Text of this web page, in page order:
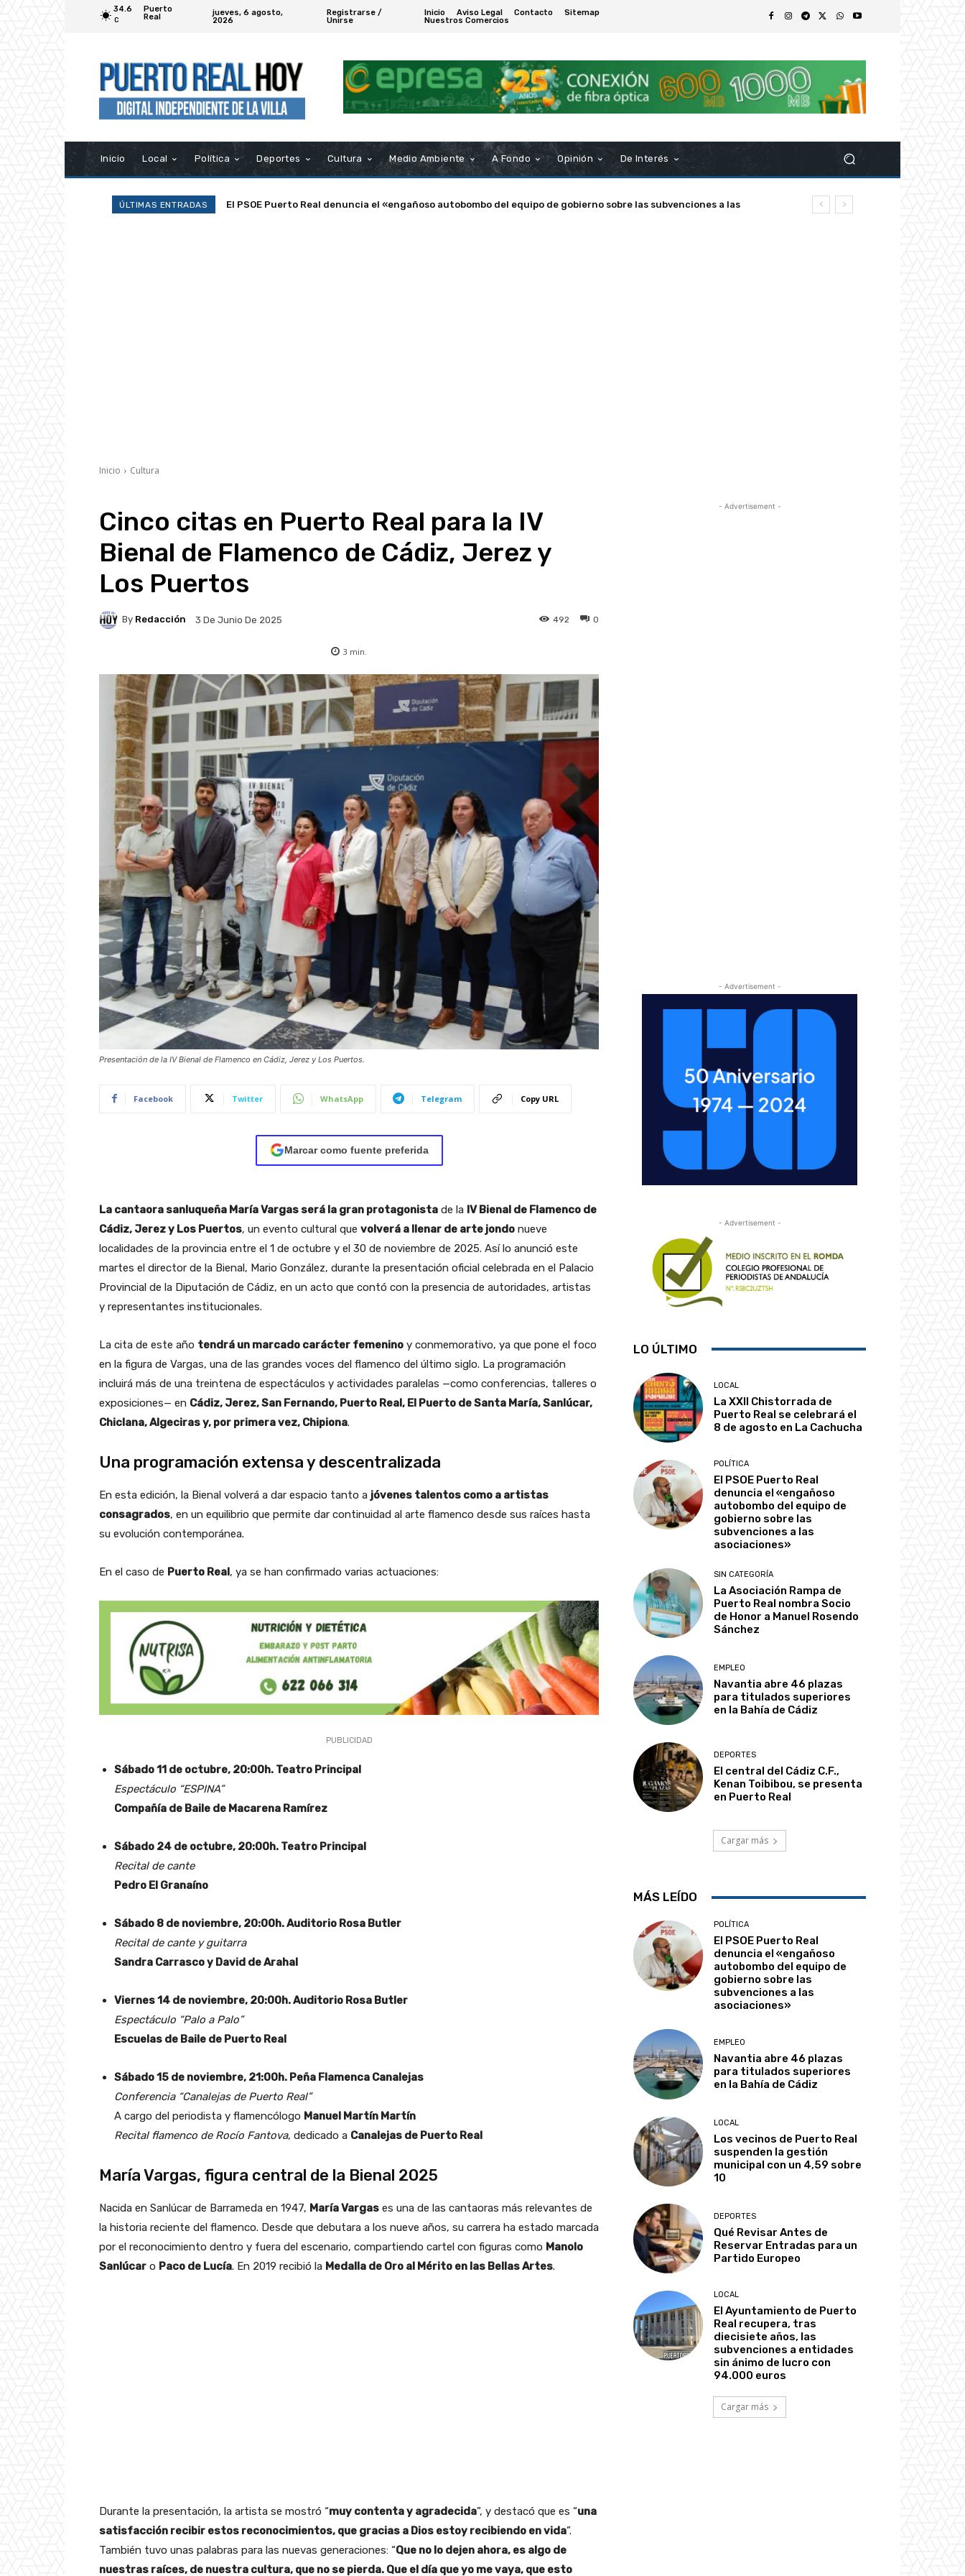
34.6
C
Puerto
Real
jueves, 6 agosto,
2026
Registrarse /
Unirse
Inicio Aviso Legal Contacto
Sitemap
Nuestros Comercios
Inicio Local Política Deportes Cultura Medio Ambiente A Fondo Opinión De Interés
ÚLTIMAS ENTRADAS
El PSOE Puerto Real denuncia el «engañoso autobombo del equipo de gobierno sobre las subvenciones a las
La Asociación Rampa de Puerto Real nombra Socio de Honor a Manuel Rosendo Sánchez
Inicio Cultura
Cinco citas en Puerto Real para la IV
Bienal de Flamenco de Cádiz, Jerez y
Los Puertos
By Redacción 3 De Junio De 2025 0
492
3 min.
Presentación de la IV Bienal de Flamenco en Cádiz, Jerez y Los Puertos.
Facebook Twitter WhatsApp Telegram Copy URL
Marcar como fuente preferida
La cantaora sanluqueña María Vargas será la gran protagonista de la IV Bienal de Flamenco de
Cádiz, Jerez y Los Puertos, un evento cultural que volverá a llenar de arte jondo nueve
localidades de la provincia entre el 1 de octubre y el 30 de noviembre de 2025. Así lo anunció este
martes el director de la Bienal, Mario González, durante la presentación oficial celebrada en el Palacio
Provincial de la Diputación de Cádiz, en un acto que contó con la presencia de autoridades, artistas
y representantes institucionales.
La cita de este año tendrá un marcado carácter femenino y conmemorativo, ya que pone el foco
en la figura de Vargas, una de las grandes voces del flamenco del último siglo. La programación
incluirá más de una treintena de espectáculos y actividades paralelas —como conferencias, talleres o
exposiciones— en Cádiz, Jerez, San Fernando, Puerto Real, El Puerto de Santa María, Sanlúcar,
Chiclana, Algeciras y, por primera vez, Chipiona.
Una programación extensa y descentralizada
En esta edición, la Bienal volverá a dar espacio tanto a jóvenes talentos como a artistas
consagrados, en un equilibrio que permite dar continuidad al arte flamenco desde sus raíces hasta
su evolución contemporánea.
En el caso de Puerto Real, ya se han confirmado varias actuaciones:
PUBLICIDAD
Sábado 11 de octubre, 20:00h. Teatro Principal
Espectáculo “ESPINA”
Compañía de Baile de Macarena Ramírez
Sábado 24 de octubre, 20:00h. Teatro Principal
Recital de cante
Pedro El Granaíno
Sábado 8 de noviembre, 20:00h. Auditorio Rosa Butler
Recital de cante y guitarra
Sandra Carrasco y David de Arahal
Viernes 14 de noviembre, 20:00h. Auditorio Rosa Butler
Espectáculo “Palo a Palo”
Escuelas de Baile de Puerto Real
Sábado 15 de noviembre, 21:00h. Peña Flamenca Canalejas
Conferencia “Canalejas de Puerto Real”
A cargo del periodista y flamencólogo Manuel Martín Martín
Recital flamenco de Rocío Fantova, dedicado a Canalejas de Puerto Real
María Vargas, figura central de la Bienal 2025
Nacida en Sanlúcar de Barrameda en 1947, María Vargas es una de las cantaoras más relevantes de
la historia reciente del flamenco. Desde que debutara a los nueve años, su carrera ha estado marcada
por el reconocimiento dentro y fuera del escenario, compartiendo cartel con figuras como Manolo
Sanlúcar o Paco de Lucía. En 2019 recibió la Medalla de Oro al Mérito en las Bellas Artes.
Durante la presentación, la artista se mostró “muy contenta y agradecida”, y destacó que es “una
satisfacción recibir estos reconocimientos, que gracias a Dios estoy recibiendo en vida”.
También tuvo unas palabras para las nuevas generaciones: “Que no lo dejen ahora, es algo de
nuestras raíces, de nuestra cultura, que no se pierda. Que el día que yo me vaya, que esto
- Advertisement -
- Advertisement -
- Advertisement -
LO ÚLTIMO
LOCAL
La XXII Chistorrada de
Puerto Real se celebrará el
8 de agosto en La Cachucha
POLÍTICA
El PSOE Puerto Real
denuncia el «engañoso
autobombo del equipo de
gobierno sobre las
subvenciones a las
asociaciones»
SIN CATEGORÍA
La Asociación Rampa de
Puerto Real nombra Socio
de Honor a Manuel Rosendo
Sánchez
EMPLEO
Navantia abre 46 plazas
para titulados superiores
en la Bahía de Cádiz
DEPORTES
El central del Cádiz C.F.,
Kenan Toibibou, se presenta
en Puerto Real
Cargar más
MÁS LEÍDO
POLÍTICA
El PSOE Puerto Real
denuncia el «engañoso
autobombo del equipo de
gobierno sobre las
subvenciones a las
asociaciones»
EMPLEO
Navantia abre 46 plazas
para titulados superiores
en la Bahía de Cádiz
LOCAL
Los vecinos de Puerto Real
suspenden la gestión
municipal con un 4,59 sobre
10
DEPORTES
Qué Revisar Antes de
Reservar Entradas para un
Partido Europeo
LOCAL
El Ayuntamiento de Puerto
Real recupera, tras
diecisiete años, las
subvenciones a entidades
sin ánimo de lucro con
94.000 euros
Cargar más